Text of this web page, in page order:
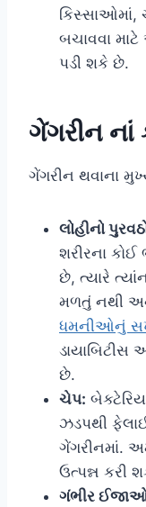
કિસ્સાઓમાં,
બચાવવા
પડી શકે છે.
ગેંગરીન નાં
ગેંગરીન થવાના
લોહીનો
શરીરના કોઈ
છે, ત્યારે
મળતું નથી
ધમનીઓનું
ડાયાબિટીસ
છે.
ચેપ:
ઝડપથી
ગેંગરીનમાં.
ઉત્પન્ન કરી
ગંભીર